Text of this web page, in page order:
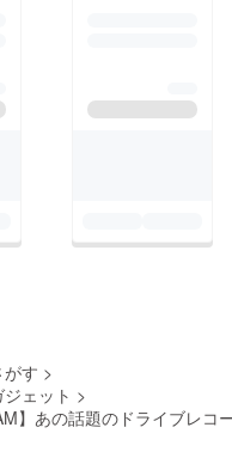
す >
ェット >
】あの話題のドライブレコ